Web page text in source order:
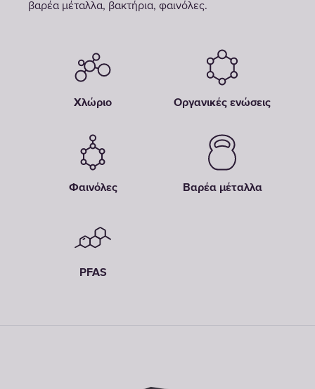
βαρέα μέταλλα, βακτήρια, φαινόλες.
Χλώριο Οργανικές ενώσεις
Φαινόλες Βαρέα μέταλλα
PFAS